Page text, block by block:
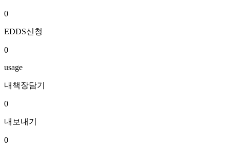
0
EDDS신청
0
usage
내책장담기
0
내보내기
0